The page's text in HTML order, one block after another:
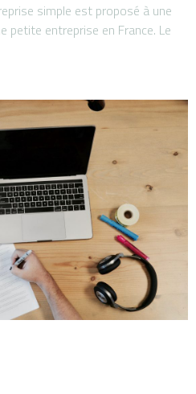
simple est proposé à une
petite entreprise en France. Le